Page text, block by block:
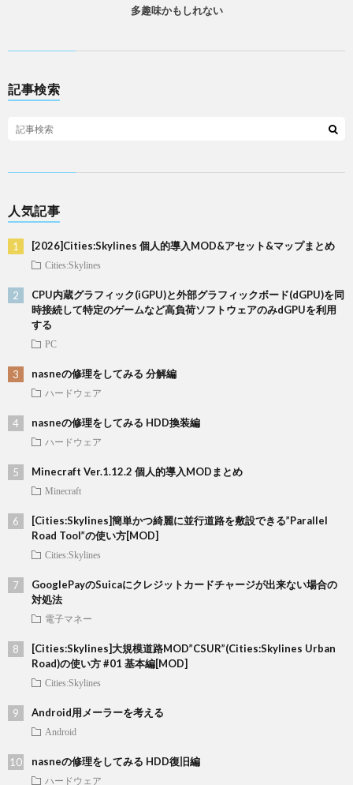
多趣味かもしれない
記事検索
人気記事
[2026]Cities:Skylines 個人的導入MOD&アセット&マップまとめ
Cities:Skylines
CPU内蔵グラフィック(iGPU)と外部グラフィックボード(dGPU)を同
時接続して特定のゲームなど高負荷ソフトウェアのみdGPUを利用
する
PC
nasneの修理をしてみる 分解編
ハードウェア
nasneの修理をしてみる HDD換装編
ハードウェア
Minecraft Ver.1.12.2 個人的導入MODまとめ
Minecraft
[Cities:Skylines]簡単かつ綺麗に並行道路を敷設できる”Parallel
Road Tool”の使い方[MOD]
Cities:Skylines
GooglePayのSuicaにクレジットカードチャージが出来ない場合の
対処法
電子マネー
[Cities:Skylines]大規模道路MOD”CSUR”(Cities:Skylines Urban
Road)の使い方 #01 基本編[MOD]
Cities:Skylines
Android用メーラーを考える
Android
nasneの修理をしてみる HDD復旧編
ハードウェア